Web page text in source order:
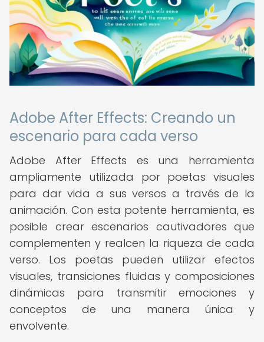
Adobe After Effects: Creando un
escenario para cada verso
Adobe After Effects es una herramienta
ampliamente utilizada por poetas visuales
para dar vida a sus versos a través de la
animación. Con esta potente herramienta, es
posible crear escenarios cautivadores que
complementen y realcen la riqueza de cada
verso. Los poetas pueden utilizar efectos
visuales, transiciones fluidas y composiciones
dinámicas para transmitir emociones y
conceptos de una manera única y
envolvente.